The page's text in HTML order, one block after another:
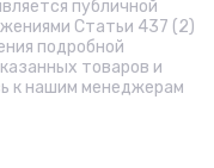
публичной
Статьи 437 (2)
подробной
товаров и
к нашим менеджерам